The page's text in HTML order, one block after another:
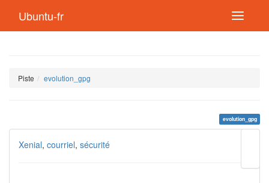
Ubuntu-fr
Piste evolution_gpg
evolution_gpg
page
Xenial, courriel, sécurité